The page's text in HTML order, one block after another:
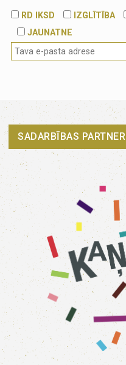
RD IKSD IZGLĪTĪBA
JAUNATNE
SADARBĪBAS PARTNERI